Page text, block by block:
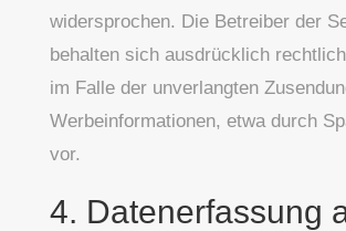
widersprochen. Die Betreiber der
behalten sich ausdrücklich
im Falle der unverlangten
Werbeinformationen, etwa durch
vor.
4. Datenerfassung